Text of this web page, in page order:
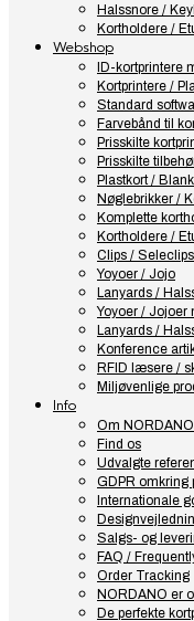
Halssnore /
Kortholdere /
Webshop
ID-kortprintere
Kortprintere /
Standard
Farvebånd til
Prisskilte
Prisskilte
Plastkort /
Nøglebrikker /
Komplette
Kortholdere /
Clips /
Yoyoer / Jojo
Lanyards /
Yoyoer / Jojoer
Lanyards /
Konference
RFID læsere /
Miljøvenlige
Info
Om
Find os
Udvalgte
GDPR omkring
Internationale
Salgs- og
FAQ /
Order Tracking
NORDANO er
De perfekte